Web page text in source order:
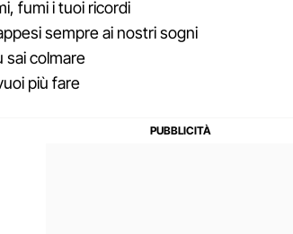
fumi i tuoi ricordi
sempre ai nostri sogni
sai colmare
più fare